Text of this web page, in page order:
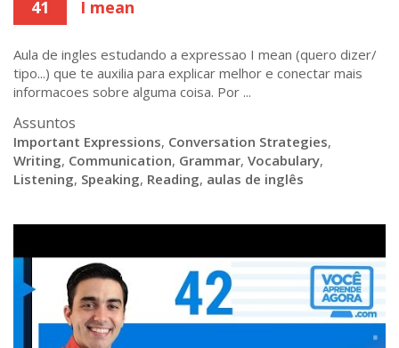
41 I mean
Aula de ingles estudando a expressao I mean (quero dizer/
tipo...) que te auxilia para explicar melhor e conectar mais
informacoes sobre alguma coisa. Por ...
Assuntos
Important Expressions, Conversation Strategies,
Writing, Communication, Grammar, Vocabulary,
Listening, Speaking, Reading, aulas de inglês